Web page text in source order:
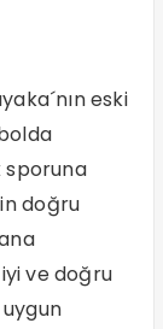
eski
sporuna
doğru
ve doğru